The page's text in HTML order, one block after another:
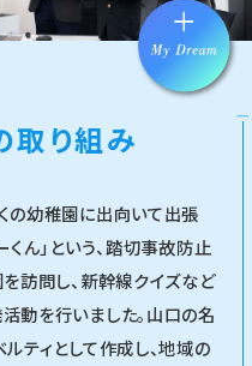
取り組み
の幼稚園に出向いて出張
くん」という、踏切事故防止
訪問し、新幹線クイズなど
動を行いました。山口の名
ティとして作成し、地域の